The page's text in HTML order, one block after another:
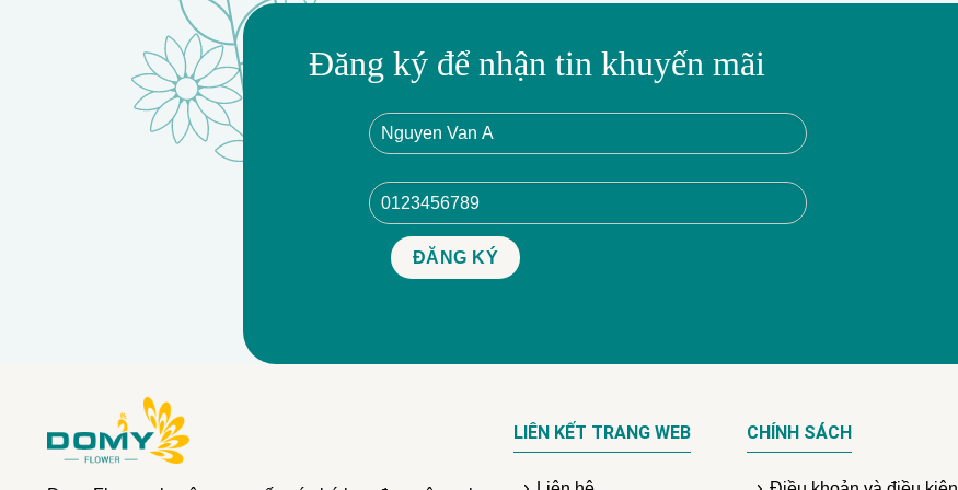
Đăng ký để nhận tin khuyến mãi
LIÊN KẾT TRANG WEB CHÍNH SÁCH